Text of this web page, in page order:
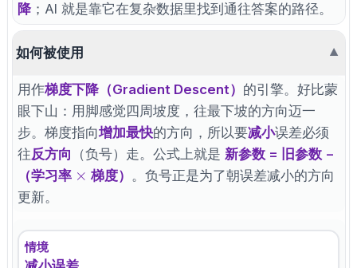
降；AI 就是靠它在复杂数据里找到通往答案的路径。
如何被使用 ▼
用作梯度下降（Gradient Descent） 的引擎。好比蒙
眼下山：用脚感觉四周坡度，往最下坡的方向迈一
步。梯度指向增加最快的方向，所以要减小误差必须
往反方向 （负号）走。公式上就是新参数 = 旧参数 −
（学习率 \times
× 梯度） 。负号正是为了朝误差减小的方向
更新。
情境